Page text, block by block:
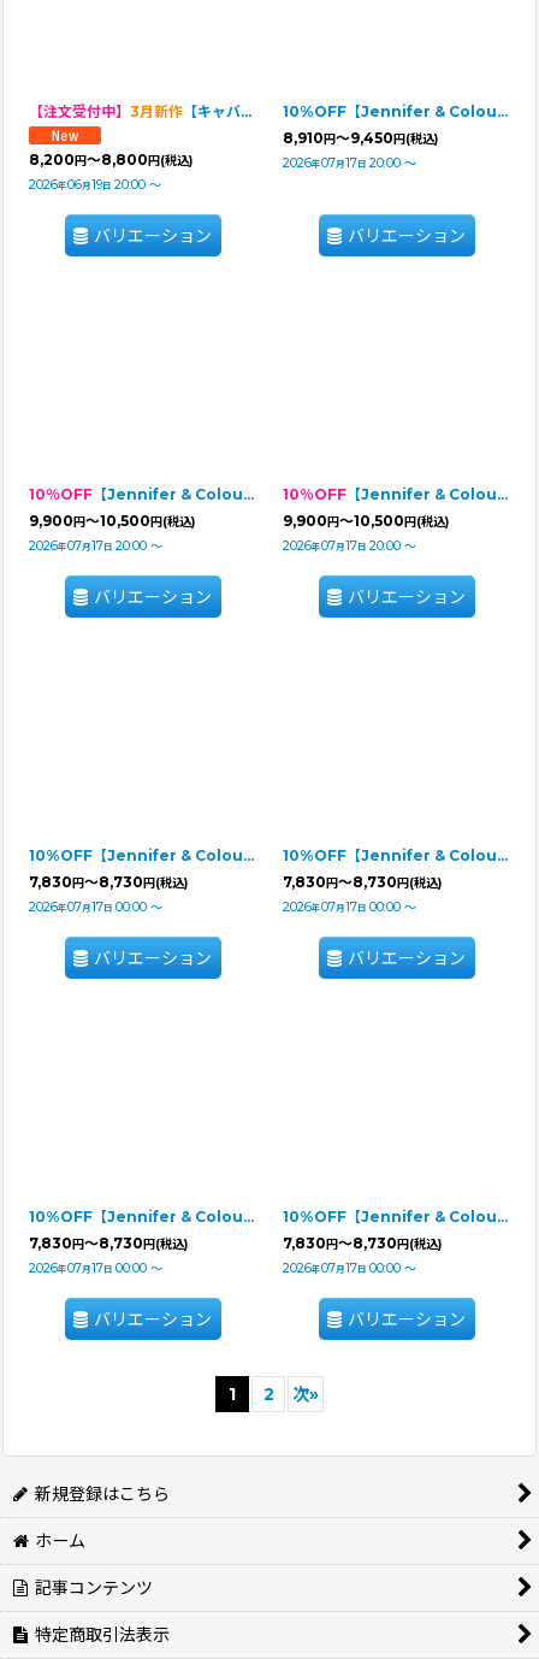
【注文受付中】 3月新作 【キャバスーツ LIMITED】Airy SMOCK：ギンガムブラウスPINK
8,200円～8,800円(税込)
2026年06月19日 20:00 ～
バリエーション
10%OFF【Jennifer & Colour】Switch Dress：J'sカメリヤ
8,910 円～9,450 円 (税込)
2026年07月17日 20:00 ～
バリエーション
10％OFF 【Jennifer & Colour】Switch Dress：PINK TWEED
9,900円～10,500円(税込)
2026年07月17日 20:00 ～
バリエーション
10％OFF 【Jennifer & Colour】Switch Dress：BLACK TWEED
9,900円～10,500円(税込)
2026年07月17日 20:00 ～
バリエーション
10%OFF【Jennifer & Colour】PUFFスカート ホワイト
7,830円～8,730円(税込)
2026年07月17日 00:00 ～
バリエーション
10%OFF【Jennifer & Colour】PUFFスカート ブラック
7,830円～8,730円(税込)
2026年07月17日 00:00 ～
バリエーション
10%OFF【Jennifer & Colour】PUFFスカート レッド
7,830円～8,730円(税込)
2026年07月17日 00:00 ～
バリエーション
10%OFF【Jennifer & Colour】PUFFスカート モカ
7,830円～8,730円(税込)
2026年07月17日 00:00 ～
バリエーション
1 2 次»
新規登録はこちら
ホーム
記事コンテンツ
特定商取引法表示